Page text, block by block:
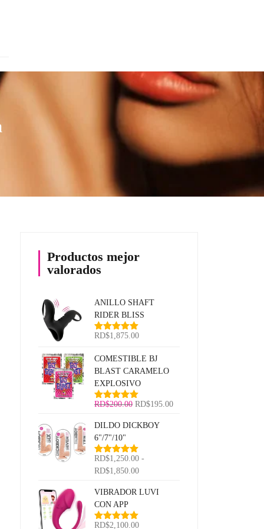
Productos mejor
valorados
ANILLO SHAFT
RIDER BLISS
Valorado
5
RD$1,875.00
COMESTIBLE BJ
BLAST CARAMELO
EXPLOSIVO
Valorado
5
RD$200.00 El
original
RD$200.00.
RD$195.00El
DILDO DICKBOY
6"/7"/10"
Valorado
con5.00de
RD$1,250.00 -
RD$1,850.00Rango
precios:
VIBRADOR LUVI
CON APP
RD$2,100.00